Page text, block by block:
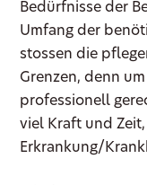
Bedürfnisse der
Umfang der
stossen die
Grenzen, denn
professionell
viel Kraft und
Erkrankung/